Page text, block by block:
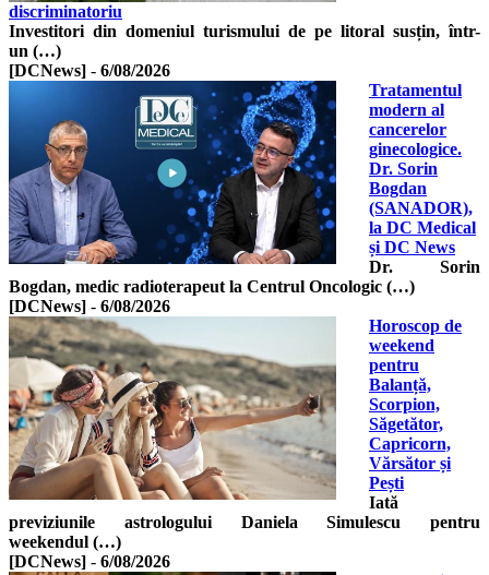
discriminatoriu
Investitori din domeniul turismului de pe litoral susțin, într-
un (…)
[DCNews] - 6/08/2026
Tratamentul
modern al
cancerelor
ginecologice.
Dr. Sorin
Bogdan
(SANADOR),
la DC Medical
și DC News
Dr. Sorin
Bogdan, medic radioterapeut la Centrul Oncologic (…)
[DCNews] - 6/08/2026
Horoscop de
weekend
pentru
Balanță,
Scorpion,
Săgetător,
Capricorn,
Vărsător și
Pești
Iată
previziunile astrologului Daniela Simulescu pentru
weekendul (…)
[DCNews] - 6/08/2026